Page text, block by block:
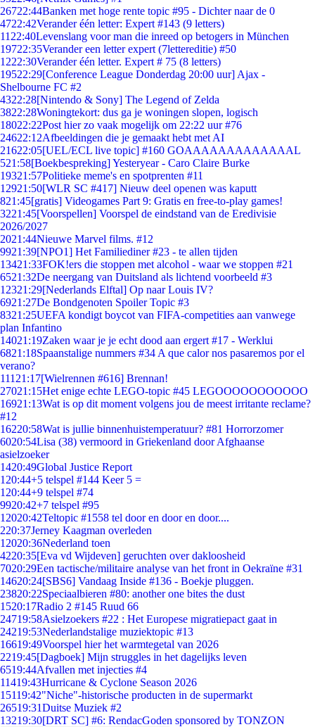
26722:44Banken met hoge rente topic #95 - Dichter naar de 0
4722:42Verander één letter: Expert #143 (9 letters)
11 22:40Levenslang voor man die inreed op betogers in München
19722:35Verander een letter expert (7lettereditie) #50
1222:30Verander één letter. Expert # 75 (8 letters)
19522:29[Conference League Donderdag 20:00 uur] Ajax -
Shelbourne FC #2
4322:28[Nintendo & Sony] The Legend of Zelda
3822:28Woningtekort: dus ga je woningen slopen, logisch
18022:22Post hier zo vaak mogelijk om 22:22 uur #76
24622:12Afbeeldingen die je gemaakt hebt met AI
21622:05[UEL/ECL live topic] #160 GOAAAAAAAAAAAAAL
521:58[Boekbespreking] Yesteryear - Caro Claire Burke
19321:57Politieke meme's en spotprenten #11
12921:50[WLR SC #417] Nieuw deel openen was kaputt
821:45[gratis] Videogames Part 9: Gratis en free-to-play games!
3221:45[Voorspellen] Voorspel de eindstand van de Eredivisie
2026/2027
2021:44Nieuwe Marvel films. #12
9921:39[NPO1] Het Familiediner #23 - te allen tijden
13421:33FOK!ers die stoppen met alcohol - waar we stoppen #21
6521:32De neergang van Duitsland als lichtend voorbeeld #3
12321:29[Nederlands Elftal] Op naar Louis IV?
6921:27De Bondgenoten Spoiler Topic #3
8321:25UEFA kondigt boycot van FIFA-competities aan vanwege
plan Infantino
14021:19Zaken waar je je echt dood aan ergert #17 - Werklui
6821:18Spaanstalige nummers #34 A que calor nos pasaremos por el
verano?
111 21:17[Wielrennen #616] Brennan!
27021:15Het enige echte LEGO-topic #45 LEGOOOOOOOOOOO
16921:13Wat is op dit moment volgens jou de meest irritante reclame?
#12
16220:58Wat is jullie binnenhuistemperatuur? #81 Horrorzomer
6020:54Lisa (38) vermoord in Griekenland door Afghaanse
asielzoeker
1420:49Global Justice Report
1 20:44+5 telspel #144 Keer 5 =
1 20:44+9 telspel #74
9920:42+7 telspel #95
12020:42Teltopic #1558 tel door en door en door....
220:37Jerney Kaagman overleden
12020:36Nederland toen
4220:35[Eva vd Wijdeven] geruchten over dakloosheid
7020:29Een tactische/militaire analyse van het front in Oekraïne #31
14620:24[SBS6] Vandaag Inside #136 - Boekje pluggen.
23820:22Speciaalbieren #80: another one bites the dust
1520:17Radio 2 #145 Ruud 66
24719:58Asielzoekers #22 : Het Europese migratiepact gaat in
24219:53Nederlandstalige muziektopic #13
16619:49Voorspel hier het warmtegetal van 2026
2219:45[Dagboek] Mijn struggles in het dagelijks leven
6519:44Afvallen met injecties #4
11419:43Hurricane & Cyclone Season 2026
15119:42"Niche"-historische producten in de supermarkt
26519:31Duitse Muziek #2
13219:30[DRT SC] #6: RendacGoden sponsored by TONZON